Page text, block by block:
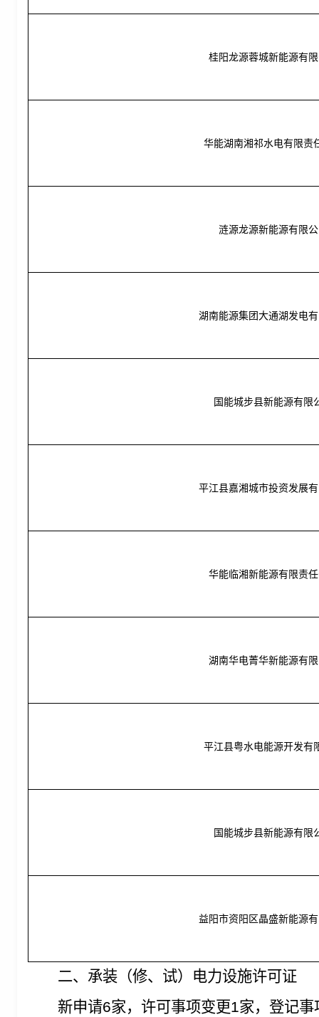
桂阳龙源蓉城新能源有
华能湖南湘祁水电有限责
涟源龙源新能源有限
湖南能源集团大通湖发电
国能城步县新能源有限
平江县嘉湘城市投资发展
华能临湘新能源有限责
湖南华电菁华新能源有
平江县粤水电能源开发有
国能城步县新能源有限
益阳市资阳区晶盛新能源
二、承装（修、试）电力设施许可证
新申请6家，许可事项变更1家，登记